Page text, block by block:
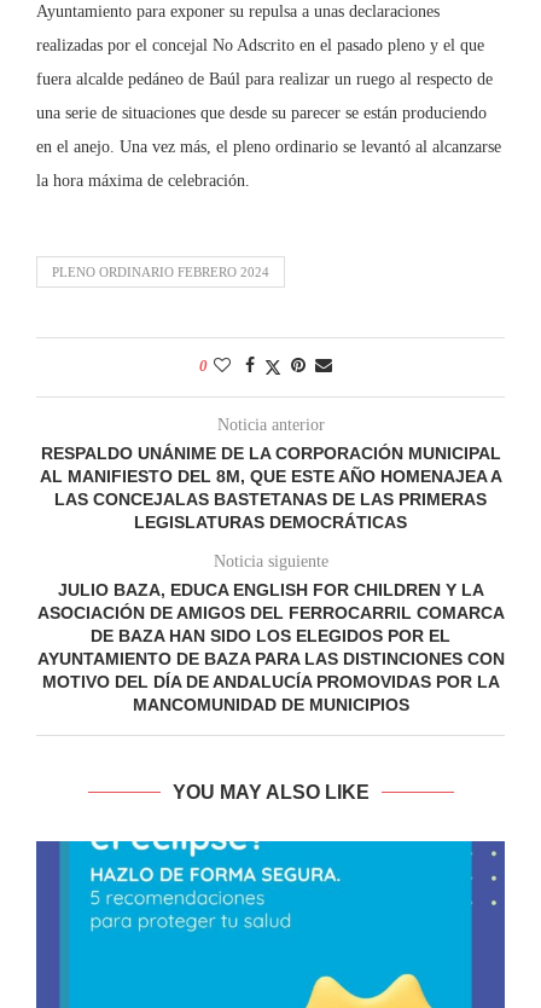
Ayuntamiento para exponer su repulsa a unas declaraciones
realizadas por el concejal No Adscrito en el pasado pleno y el que
fuera alcalde pedáneo de Baúl para realizar un ruego al respecto de
una serie de situaciones que desde su parecer se están produciendo
en el anejo. Una vez más, el pleno ordinario se levantó al alcanzarse
la hora máxima de celebración.
PLENO ORDINARIO FEBRERO 2024
0
Noticia anterior
RESPALDO UNÁNIME DE LA CORPORACIÓN MUNICIPAL
AL MANIFIESTO DEL 8M, QUE ESTE AÑO HOMENAJEA A
LAS CONCEJALAS BASTETANAS DE LAS PRIMERAS
LEGISLATURAS DEMOCRÁTICAS
Noticia siguiente
JULIO BAZA, EDUCA ENGLISH FOR CHILDREN Y LA
ASOCIACIÓN DE AMIGOS DEL FERROCARRIL COMARCA
DE BAZA HAN SIDO LOS ELEGIDOS POR EL
AYUNTAMIENTO DE BAZA PARA LAS DISTINCIONES CON
MOTIVO DEL DÍA DE ANDALUCÍA PROMOVIDAS POR LA
MANCOMUNIDAD DE MUNICIPIOS
YOU MAY ALSO LIKE